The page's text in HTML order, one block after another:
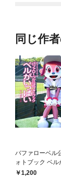
同じ作
バファローベル
ォトブック ベル
ぱい1,200